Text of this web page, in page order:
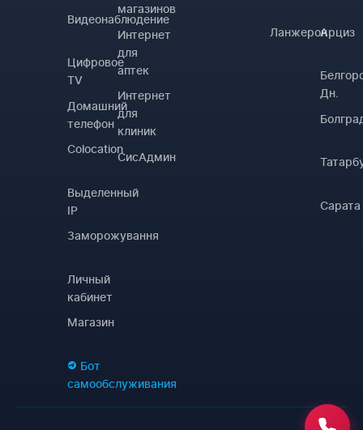
Видеонаблюдение
Цифровое
TV
Домашний
телефон
Colocation
Выделенный
IP
Заморожування
Личный
кабинет
Магазин
Бот
самообслуживания
магазинов
Интернет
для
аптек
Интернет
для
клиник
СисАдмин
ЛанжеронАрциз
Дн.
Сарата